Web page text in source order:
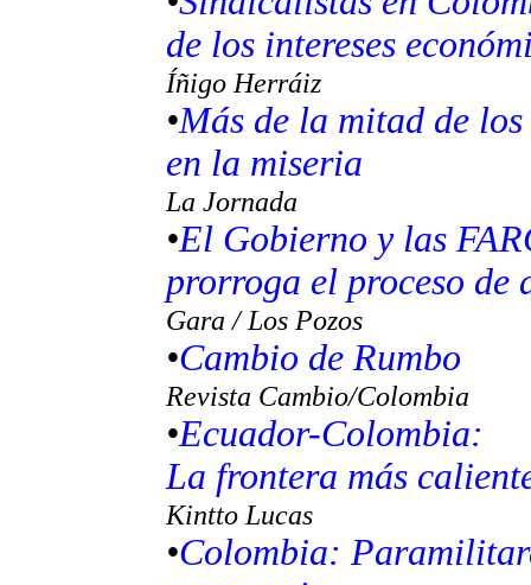
de los intereses
Íñigo Herráiz
•Más de la mitad de
en la miseria
La Jornada
•El Gobierno y las
prorroga el proceso
Gara / Los Pozos
•Cambio de Rumbo
Revista Cambio/Colombia
•Ecuador-Colombia:
La frontera más
Kintto Lucas
•Colombia: